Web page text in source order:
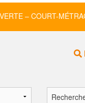
– COURT-